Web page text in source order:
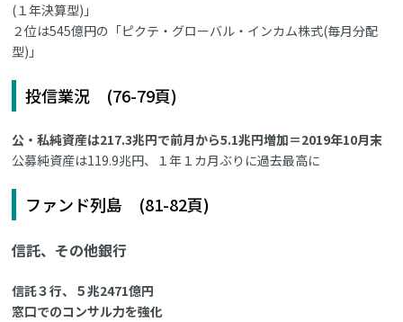
(１年決算型)」
２位は545億円の「ピクテ・グローバル・インカム株式(毎月分配
型)」
投信業況 (76-79頁)
公・私純資産は217.3兆円で前月から5.1兆円増加＝2019年10月末
公募純資産は119.9兆円、１年１カ月ぶりに過去最高に
ファンド列島 (81-82頁)
信託、その他銀行
信託３行、５兆2471億円
窓口でのコンサル力を強化